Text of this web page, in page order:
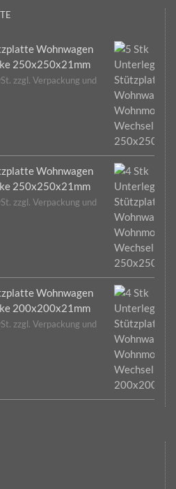
Wohnwagen
250x250x21mm
zzgl. Verpackung und
Wohnwagen
250x250x21mm
zzgl. Verpackung und
Wohnwagen
200x200x21mm
zzgl. Verpackung und